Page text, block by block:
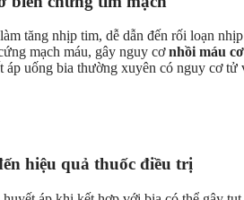
tăng nhịp tim, dễ dẫn đến rối loạn
mạch máu, gây nguy cơnhồi máu
áp uống bia thường xuyên có nguy cơ tử
hiệu quả thuốc điều trị